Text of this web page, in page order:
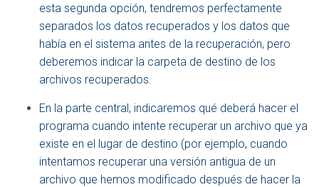
esta segunda opción, tendremos perfectamente
separados los datos recuperados y los datos que
había en el sistema antes de la recuperación, pero
deberemos indicar la carpeta de destino de los
archivos recuperados.
En la parte central, indicaremos qué deberá hacer el
programa cuando intente recuperar un archivo que ya
existe en el lugar de destino (por ejemplo, cuando
intentamos recuperar una versión antigua de un
archivo que hemos modificado después de hacer la